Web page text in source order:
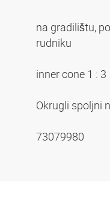
na gradilištu,
rudniku
inner cone 1 : 3
Okrugli spoljni
73079980